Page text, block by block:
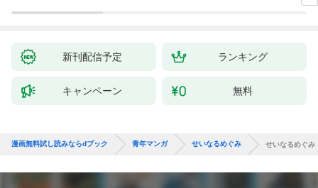
新刊配信予定 ランキング
キャンペーン 無料
漫画無料試し読みならdブック 青年マンガ せいなるめぐみ せいなるめ